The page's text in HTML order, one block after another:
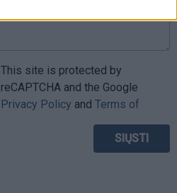
This site is protected by
reCAPTCHA and the Google
Privacy Policy and Terms of